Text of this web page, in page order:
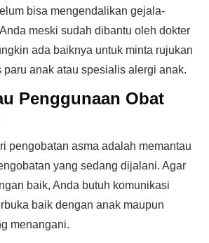
bisa mengendalikan gejala-
meski sudah dibantu oleh dokter
ada baiknya untuk minta rujukan
paru anak atau spesialis alergi anak.
Penggunaan Obat
pengobatan asma adalah memantau
yang sedang dijalani. Agar
baik, Anda butuh komunikasi
baik dengan anak maupun
menangani.